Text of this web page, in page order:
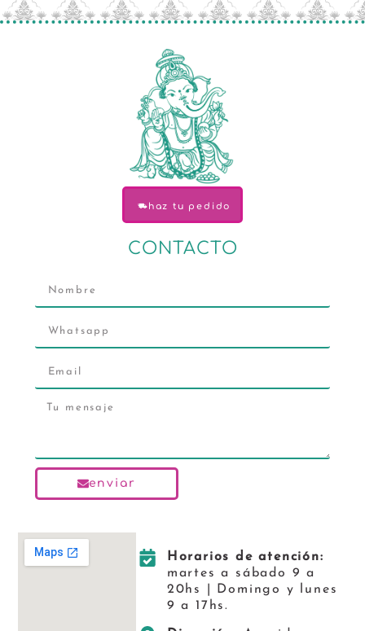
haz tu pedido
CONTACTO
enviar
Horarios de atención:
martes a sábado 9 a
20hs | Domingo y lunes
9 a 17hs.